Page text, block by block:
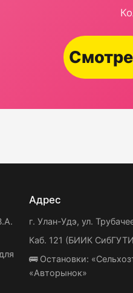
Адрес
г. Улан-Удэ, ул.
Каб. 121 (БИИК
🚌 Остановки:
«Авторынок»